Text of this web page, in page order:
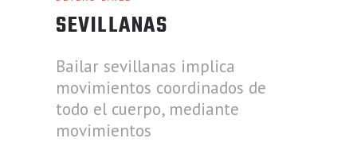
SEVILLANAS
Bailar sevillanas implica
movimientos coordinados de
todo el cuerpo, mediante
movimientos